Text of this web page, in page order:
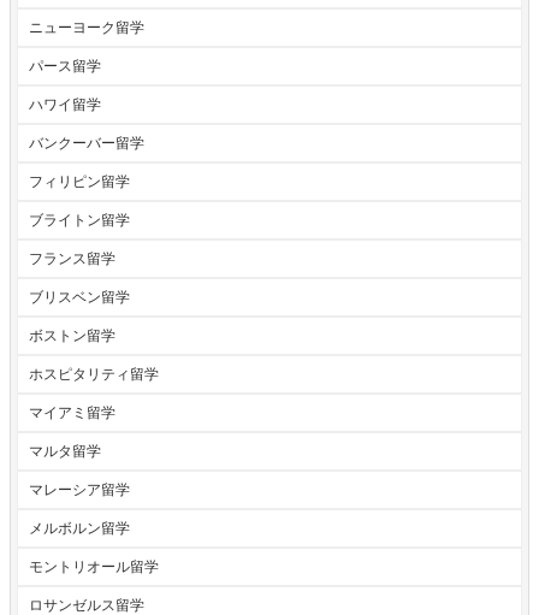
ニューヨーク留学
パース留学
ハワイ留学
バンクーバー留学
フィリピン留学
ブライトン留学
フランス留学
ブリスベン留学
ボストン留学
ホスピタリティ留学
マイアミ留学
マルタ留学
マレーシア留学
メルボルン留学
モントリオール留学
ロサンゼルス留学